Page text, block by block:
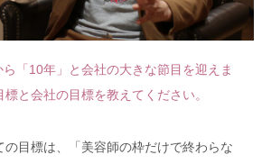
「10年」と会社の大きな節目を迎えま
標と会社の目標を教えてください。
目標は、「 美容師の枠だけで終わらな